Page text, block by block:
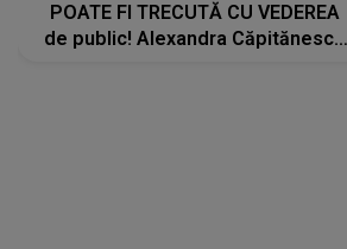
POATE FI TRECUTĂ CU VEDEREA
de public! Alexandra Căpitănescu